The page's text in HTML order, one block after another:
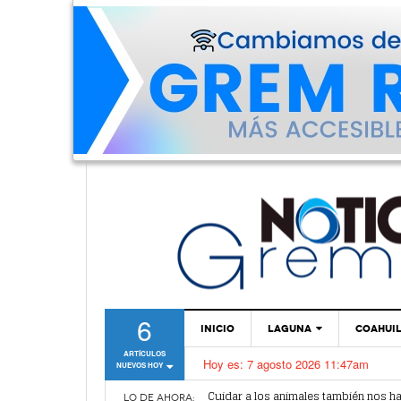
6
ARTÍCULOS
NUEVOS HOY
INICIO LAGUNA
TORREÓN
GÓMEZ PALACIO
Hoy es: 7 agosto 2026 11:47am
LO DE AHORA:
Cuidar a los animales también nos